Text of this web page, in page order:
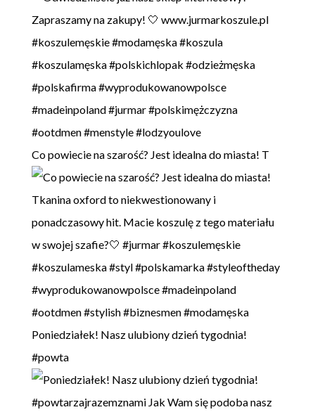
Co powiecie na szarość? Jest idealna do miasta! T
Poniedziałek! Nasz ulubiony dzień tygodnia!
#powta